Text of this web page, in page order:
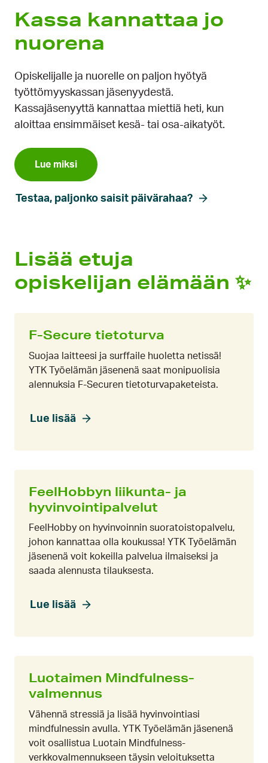
Kassa kannattaa jo
nuorena
Opiskelijalle ja nuorelle on paljon hyötyä
työttömyyskassan jäsenyydestä.
Kassajäsenyyttä kannattaa miettiä heti, kun
aloittaa ensimmäiset kesä- tai osa-aikatyöt.
Lue miksi
Testaa, paljonko saisit päivärahaa?
Lisää etuja
opiskelijan elämään ✨
F-Secure tietoturva
Suojaa laitteesi ja surffaile huoletta netissä!
YTK Työelämän jäsenenä saat monipuolisia
alennuksia F-Securen tietoturvapaketeista.
Lue lisää
FeelHobbyn liikunta- ja
hyvinvointipalvelut
FeelHobby on hyvinvoinnin suoratoistopalvelu,
johon kannattaa olla koukussa! YTK Työelämän
jäsenenä voit kokeilla palvelua ilmaiseksi ja
saada alennusta tilauksesta.
Lue lisää
Luotaimen Mindfulness-
valmennus
Vähennä stressiä ja lisää hyvinvointiasi
mindfulnessin avulla. YTK Työelämän jäsenenä
voit osallistua Luotain Mindfulness-
verkkovalmennukseen täysin veloituksetta